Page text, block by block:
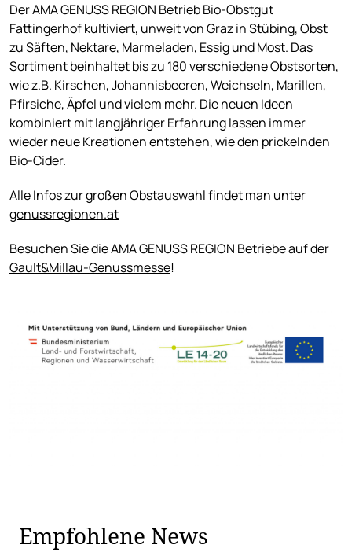
Der AMA GENUSS REGION Betrieb Bio-Obstgut
Fattingerhof kultiviert, unweit von Graz in Stübing, Obst
zu Säften, Nektare, Marmeladen, Essig und Most. Das
Sortiment beinhaltet bis zu 180 verschiedene Obstsorten,
wie z.B. Kirschen, Johannisbeeren, Weichseln, Marillen,
Pfirsiche, Äpfel und vielem mehr. Die neuen Ideen
kombiniert mit langjähriger Erfahrung lassen immer
wieder neue Kreationen entstehen, wie den prickelnden
Bio-Cider.
Alle Infos zur großen Obstauswahl findet man unter
genussregionen.at
Besuchen Sie die AMA GENUSS REGION Betriebe auf der
Gault&Millau-Genussmesse!
Empfohlene News